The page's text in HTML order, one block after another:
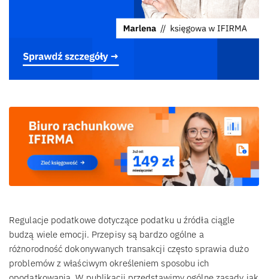
Regulacje podatkowe dotyczące podatku u źródła ciągle
budzą wiele emocji. Przepisy są bardzo ogólne a
różnorodność dokonywanych transakcji często sprawia dużo
problemów z właściwym określeniem sposobu ich